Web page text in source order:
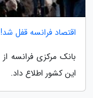
اقتصاد فرانسه قفل شد!
این کشور اطلاع داد.